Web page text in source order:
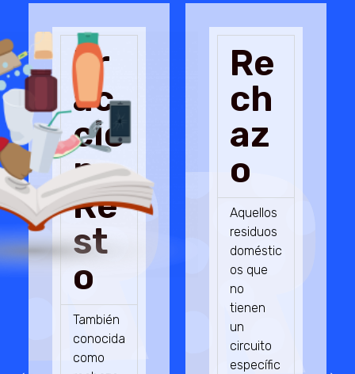
Fr
Ac
Ció
N
Re
St
O
También
conocida
como
Re
Ch
Az
O
Aquellos
residuos
doméstic
os que
no
tienen
un
circuito
específic
Primer Premio
Concurso De
Belenes.
IES OJOS DEL
GUADIANA